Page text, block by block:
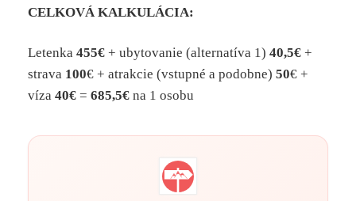
CELKOVÁ KALKULÁCIA:
Letenka455€ + ubytovanie (alternatíva 1)40,5€ +
strava 100€ + atrakcie (vstupné a podobne)50€ +
víza40€ = 685,5€ na 1 osobu